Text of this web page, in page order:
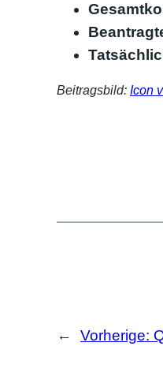
Beitragsbild: Icon
← Vorherige: